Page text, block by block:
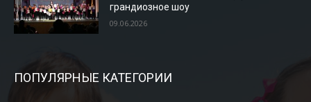
грандиозное шоу
09.06.2026
ПОПУЛЯРНЫЕ КАТЕГОРИИ